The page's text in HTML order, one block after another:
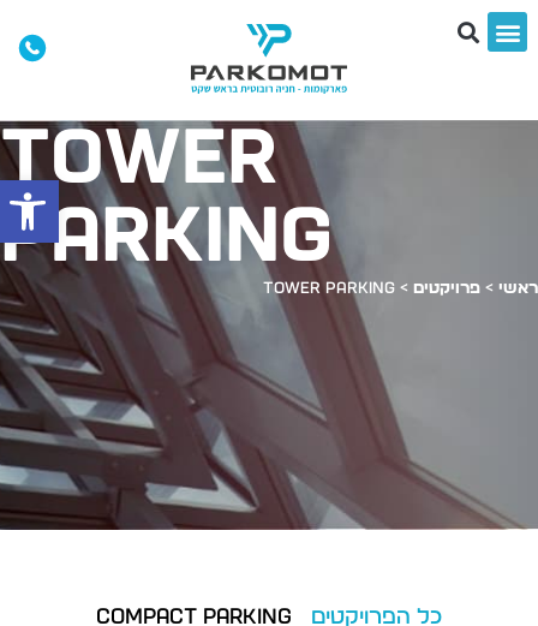
פתח
Tower
Parking
ראשי> פרויקטים>
Tower Parking
Compact Parking כל הפרויקטים